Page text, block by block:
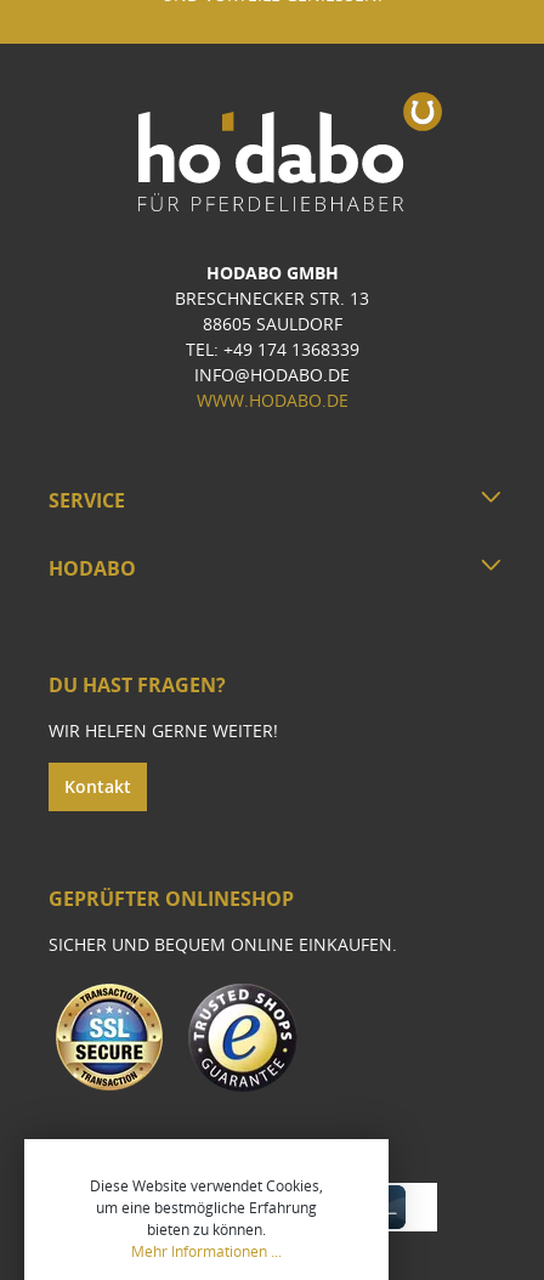
HODABO GMBH
BRESCHNECKER STR. 13
88605 SAULDORF
TEL: +49 174 1368339
INFO@HODABO.DE
WWW.HODABO.DE
SERVICE
HODABO
DU HAST FRAGEN?
WIR HELFEN GERNE WEITER!
Kontakt
GEPRÜFTER ONLINESHOP
SICHER UND BEQUEM ONLINE EINKAUFEN.
Diese Website verwendet Cookies,
um eine bestmögliche Erfahrung
bieten zu können.
Mehr Informationen ...